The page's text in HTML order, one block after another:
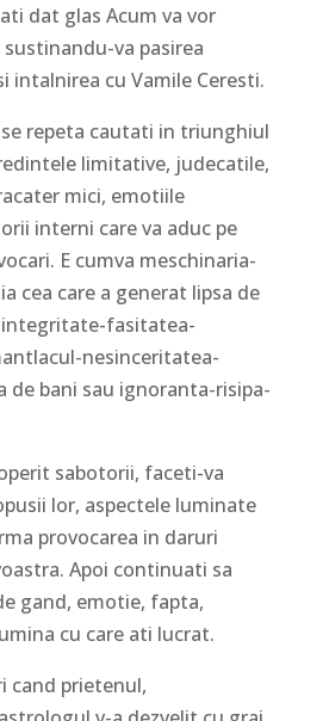
dat glas Acum va vor
va pasirea
intalnirea cu Vamile Ceresti.
repeta cautati in triunghiul
limitative, judecatile,
mici, emotiile
interni care va aduc pe
E cumva meschinaria-
cea care a generat lipsa de
integritate-fasitatea-
nesinceritatea-
de bani sau ignoranta-risipa-
sabotorii, faceti-va
lor, aspectele luminate
provocarea in daruri
Apoi continuati sa
gand, emotie, fapta,
cu care ati lucrat.
cand prietenul,